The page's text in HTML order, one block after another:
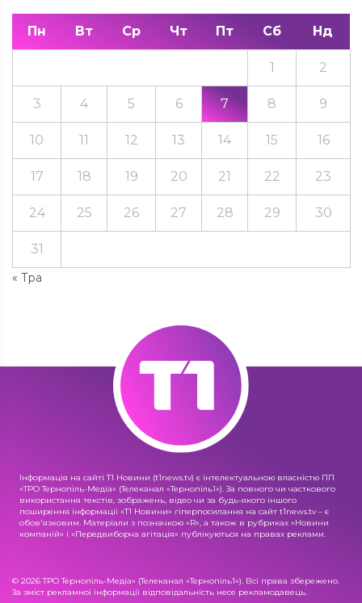
Пн Вт Ср Чт Пт Сб Нд
« Тра
1 2
3 4 5 6 7 8 9
10 11 12 13 14 15 16
17 18 19 20 21 22 23
24 25 26 27 28 29 30
31
Інформація на сайті Т1 Новини (t1news.tv) є інтелектуальною власністю ПП
«ТРО Тернопіль-Медіа» (Телеканал «Тернопіль1»). За повного чи часткового
використання текстів, зображень, відео чи за будь-якого іншого
поширення інформації «Т1 Новини» гіперпосилання на сайт t1news.tv – є
обов'язковим. Матеріали з позначкою «R», а також в рубриках «Новини
компаній» і «Передвиборча агітація» публікуються на правах реклами.
© 2026 ТРО Тернопіль-Медіа» (Телеканал «Тернопіль1»). Всі права збережено.
За зміст рекламної інформації відповідальність несе рекламодавець.